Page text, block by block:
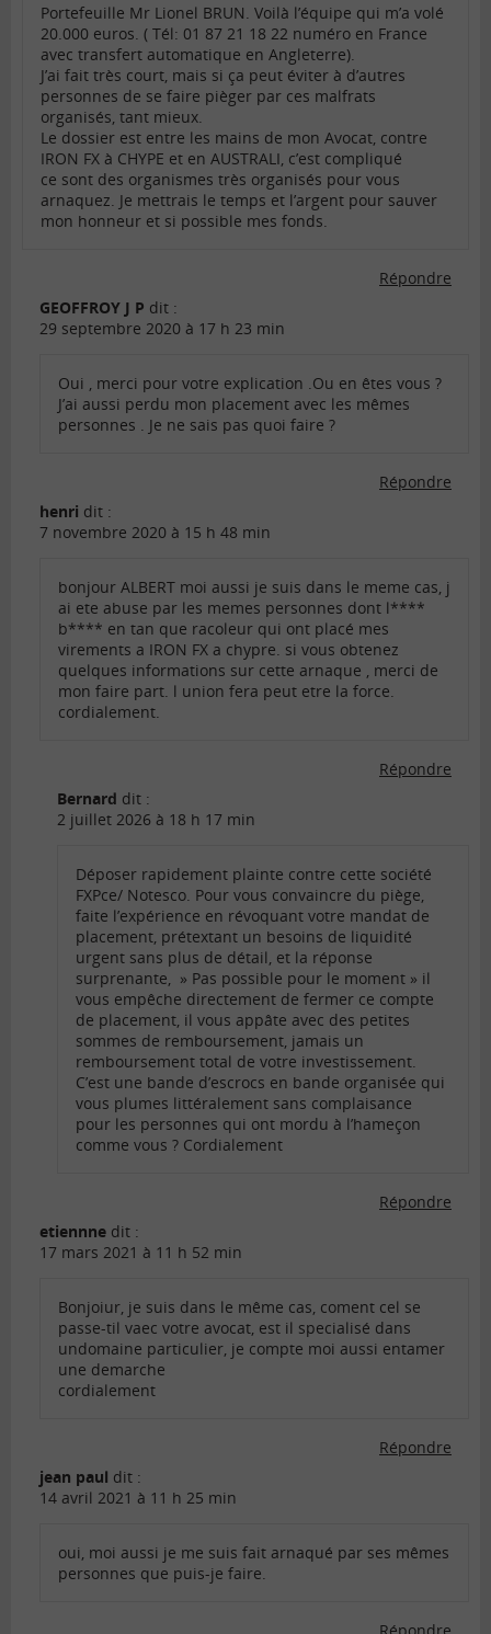
Portefeuille Mr Lionel BRUN. Voilà l’équipe qui m’a volé
20.000 euros. ( Tél: 01 87 21 18 22 numéro en France
avec transfert automatique en Angleterre).
J’ai fait très court, mais si ça peut éviter à d’autres
personnes de se faire pièger par ces malfrats
organisés, tant mieux.
Le dossier est entre les mains de mon Avocat, contre
IRON FX à CHYPE et en AUSTRALI, c’est compliqué
ce sont des organismes très organisés pour vous
arnaquez. Je mettrais le temps et l’argent pour sauver
mon honneur et si possible mes fonds.
Répondre
GEOFFROY J P dit :
29 septembre 2020 à 17 h 23 min
Oui , merci pour votre explication .Ou en êtes vous ?
J’ai aussi perdu mon placement avec les mêmes
personnes . Je ne sais pas quoi faire ?
Répondre
henri dit :
7 novembre 2020 à 15 h 48 min
bonjour ALBERT moi aussi je suis dans le meme cas, j
ai ete abuse par les memes personnes dont l****
b**** en tan que racoleur qui ont placé mes
virements a IRON FX a chypre. si vous obtenez
quelques informations sur cette arnaque , merci de
mon faire part. l union fera peut etre la force.
cordialement.
Répondre
Bernard dit :
2 juillet 2026 à 18 h 17 min
Déposer rapidement plainte contre cette société
FXPce/ Notesco. Pour vous convaincre du piège,
faite l’expérience en révoquant votre mandat de
placement, prétextant un besoins de liquidité
urgent sans plus de détail, et la réponse
surprenante, » Pas possible pour le moment » il
vous empêche directement de fermer ce compte
de placement, il vous appâte avec des petites
sommes de remboursement, jamais un
remboursement total de votre investissement.
C’est une bande d’escrocs en bande organisée qui
vous plumes littéralement sans complaisance
pour les personnes qui ont mordu à l’hameçon
comme vous ? Cordialement
Répondre
etiennne dit :
17 mars 2021 à 11 h 52 min
Bonjoiur, je suis dans le même cas, coment cel se
passe-til vaec votre avocat, est il specialisé dans
undomaine particulier, je compte moi aussi entamer
une demarche
cordialement
Répondre
jean paul dit :
14 avril 2021 à 11 h 25 min
oui, moi aussi je me suis fait arnaqué par ses mêmes
personnes que puis-je faire.